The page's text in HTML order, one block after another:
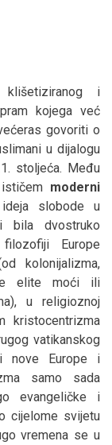
i
kojega već
govoriti o
u dijalogu
stoljeća. Među
moderni
slobode u
bila dvostruko
Europe
kolonijalizma,
elite moći ili
u religioznoj
kristocentrizma
vatikanskog
nove Europe i
samo sada
evangeličke i
cijelome svijetu
vremena se u